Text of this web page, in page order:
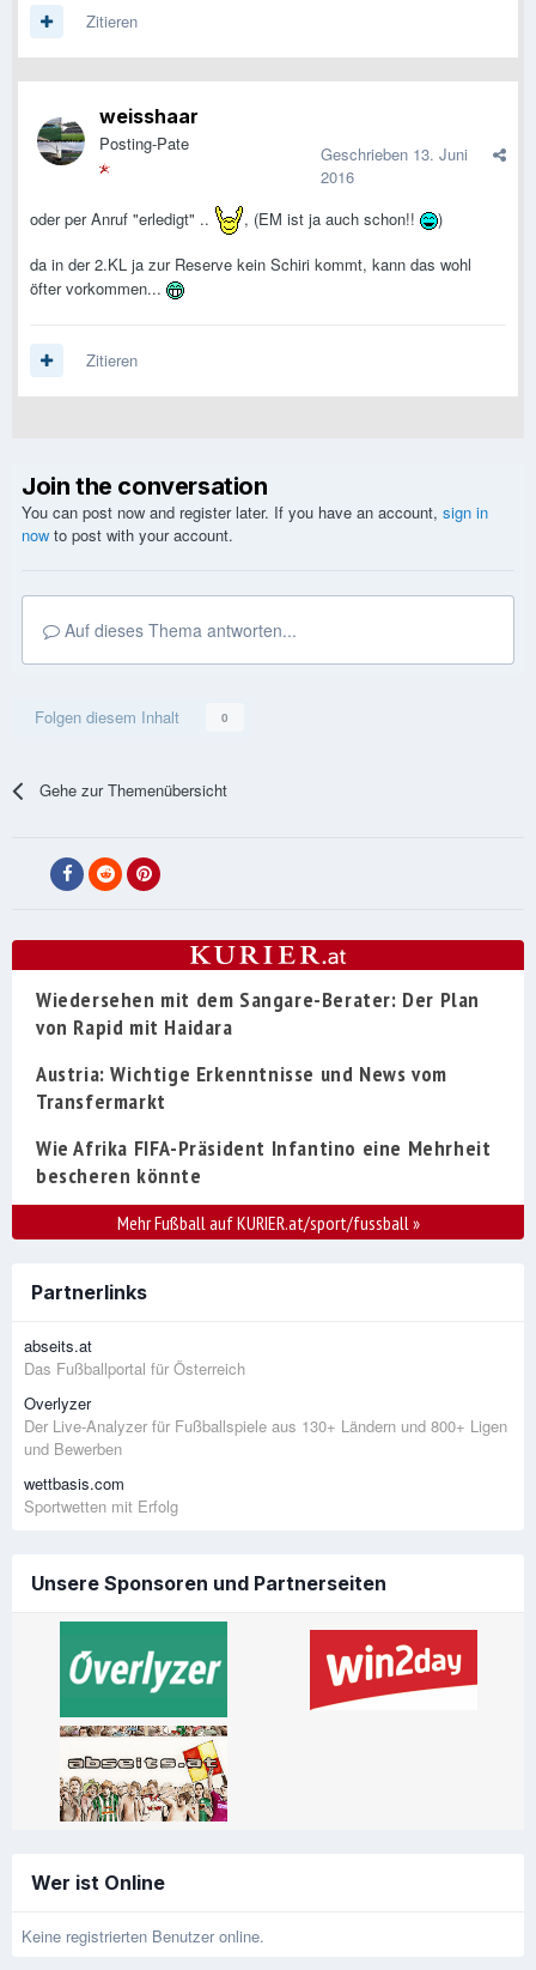
Zitieren
weisshaar
Posting-Pate Geschrieben 13. Juni
2016
oder per Anruf "erledigt" ..
, (EM ist ja auch schon!! )
da in der 2.KL ja zur Reserve kein Schiri kommt, kann das wohl
öfter vorkommen...
Zitieren
Join the conversation
You can post now and register later. If you have an account, sign in
now to post with your account.
Auf dieses Thema antworten...
Folgen diesem Inhalt 0
Gehe zur Themenübersicht
Wiedersehen mit dem Sangare-Berater: Der Plan
von Rapid mit Haidara
Austria: Wichtige Erkenntnisse und News vom
Transfermarkt
Wie Afrika FIFA-Präsident Infantino eine Mehrheit
bescheren könnte
Mehr Fußball auf KURIER.at/sport/fussball»
Partnerlinks
abseits.at
Das Fußballportal für Österreich
Overlyzer
Der Live-Analyzer für Fußballspiele aus 130+ Ländern und 800+ Ligen
und Bewerben
wettbasis.com
Sportwetten mit Erfolg
Unsere Sponsoren und Partnerseiten
Wer ist Online
Keine registrierten Benutzer online.